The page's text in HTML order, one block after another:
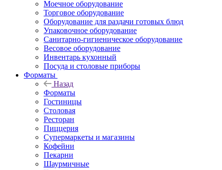
Моечное оборудование
Торговое оборудование
Оборудование для раздачи готовых блюд
Упаковочное оборудование
Санитарно-гигиеническое оборудование
Весовое оборудование
Инвентарь кухонный
Посуда и столовые приборы
Форматы
Назад
Форматы
Гостиницы
Столовая
Ресторан
Пиццерия
Супермаркеты и магазины
Кофейни
Пекарни
Шаурмичные